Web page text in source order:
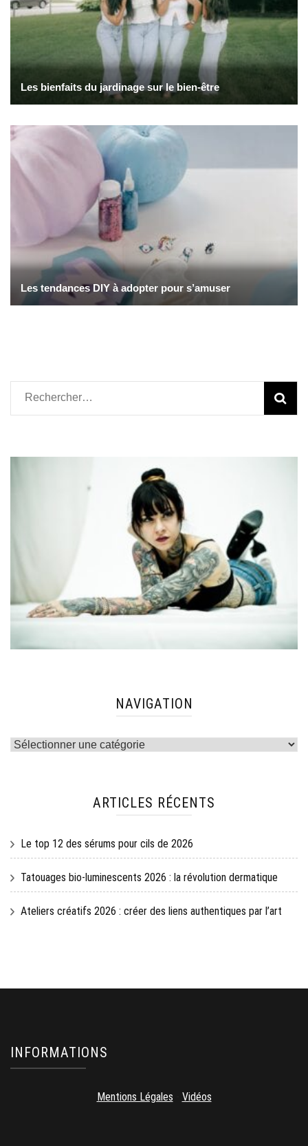
Les bienfaits du jardinage sur le bien-être
Les tendances DIY à adopter pour s’amuser
Rechercher :
NAVIGATION
Navigation
ARTICLES RÉCENTS
Le top 12 des sérums pour cils de 2026
Tatouages bio-luminescents 2026 : la révolution dermatique
Ateliers créatifs 2026 : créer des liens authentiques par l’art
INFORMATIONS
Mentions Légales Vidéos